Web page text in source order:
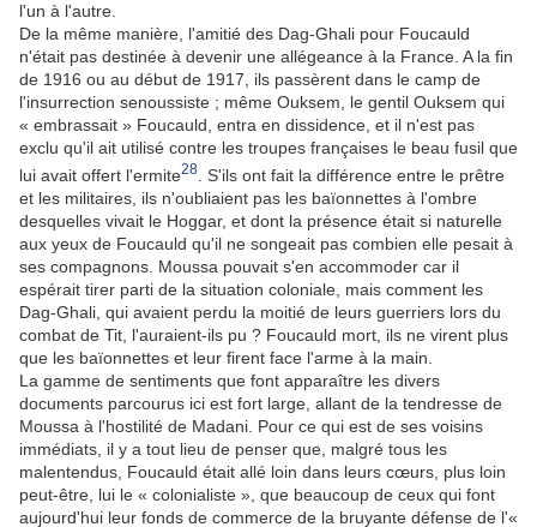
l'un à l'autre.
De la même manière, l'amitié des Dag-Ghali pour Foucauld
n'était pas destinée à devenir une allégeance à la France. A la fin
de 1916 ou au début de 1917, ils passèrent dans le camp de
l'insurrection senoussiste ; même Ouksem, le gentil Ouksem qui
« embrassait » Foucauld, entra en dissidence, et il n'est pas
exclu qu'il ait utilisé contre les troupes françaises le beau fusil que
lui avait offert l'ermite28
. S'ils ont fait la différence entre le prêtre
et les militaires, ils n'oubliaient pas les baïonnettes à l'ombre
desquelles vivait le Hoggar, et dont la présence était si naturelle
aux yeux de Foucauld qu'il ne songeait pas combien elle pesait à
ses compagnons. Moussa pouvait s'en accommoder car il
espérait tirer parti de la situation coloniale, mais comment les
Dag-Ghali, qui avaient perdu la moitié de leurs guerriers lors du
combat de Tit, l'auraient-ils pu ? Foucauld mort, ils ne virent plus
que les baïonnettes et leur firent face l'arme à la main.
La gamme de sentiments que font apparaître les divers
documents parcourus ici est fort large, allant de la tendresse de
Moussa à l'hostilité de Madani. Pour ce qui est de ses voisins
immédiats, il y a tout lieu de penser que, malgré tous les
malentendus, Foucauld était allé loin dans leurs cœurs, plus loin
peut-être, lui le « colonialiste », que beaucoup de ceux qui font
aujourd'hui leur fonds de commerce de la bruyante défense de l'«